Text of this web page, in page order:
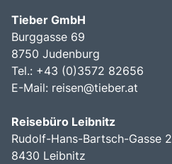
Tieber GmbH
Burggasse 69
8750 Judenburg
Tel.: +43 (0)3572 82656
E-Mail: reisen@tieber.at
Reisebüro Leibnitz
Rudolf-Hans-Bartsch-Gasse 2
8430 Leibnitz